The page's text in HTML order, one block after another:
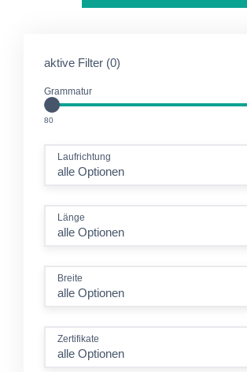
aktive Filter (0)
Grammatur
80GM2
Laufrichtung
alle Optionen
Länge
alle Optionen
Breite
alle Optionen
Zertifikate
alle Optionen